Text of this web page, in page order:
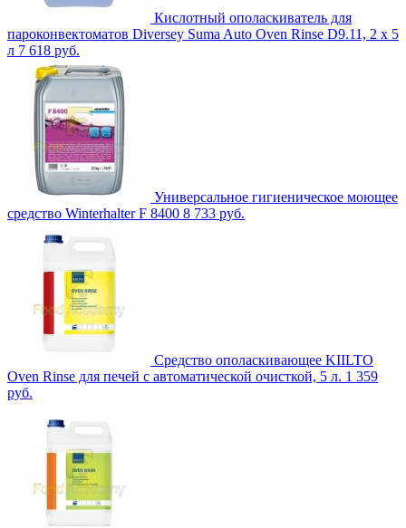
Кислотный ополаскиватель для
пароконвектоматов Diversey Suma Auto Oven Rinse D9.11, 2 х 5
л 7 618 руб.
Универсальное гигиеническое моющее
средство Winterhalter F 8400 8 733 руб.
Средство ополаскивающее KIILTO
Oven Rinse для печей с автоматической очисткой, 5 л. 1 359
руб.